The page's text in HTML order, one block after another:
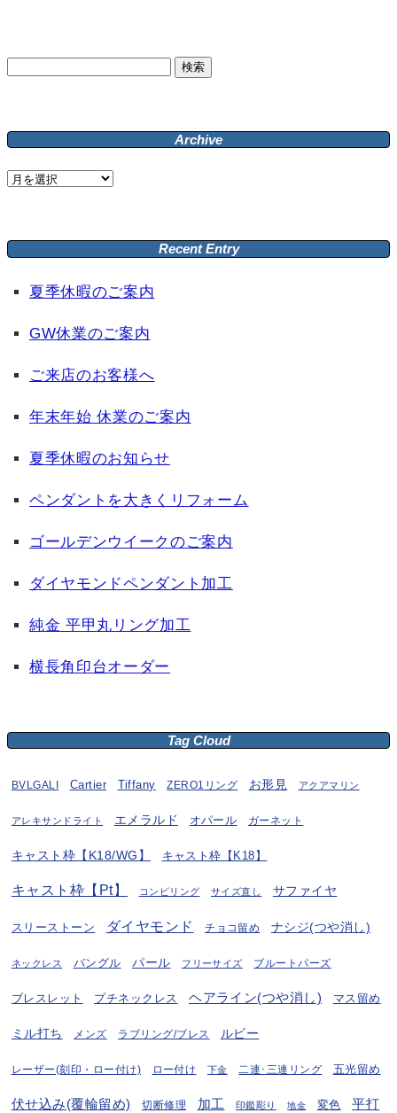
Archive
Archive
Recent Entry
夏季休暇のご案内
GW休業のご案内
ご来店のお客様へ
年末年始 休業のご案内
夏季休暇のお知らせ
ペンダントを大きくリフォーム
ゴールデンウイークのご案内
ダイヤモンドペンダント加工
純金 平甲丸リング加工
横長角印台オーダー
Tag Cloud
BVLGALI Cartier Tiffany ZERO1リング お形見 アクアマリン
アレキサンドライト エメラルド オパール ガーネット
キャスト枠【K18/WG】 キャスト枠【K18】
キャスト枠【Pt】 コンビリング サイズ直し サファイヤ
スリーストーン ダイヤモンド チョコ留め ナシジ(つや消し)
ネックレス バングル パール フリーサイズ ブルートパーズ
ブレスレット プチネックレス ヘアライン(つや消し) マス留め
ミル打ち メンズ ラブリング/ブレス ルビー
レーザー(刻印・ロー付け) ロー付け 下金 二連･三連リング 五光留め
伏せ込み(覆輪留め) 切断修理 加工 印鑑彫り 地金 変色 平打